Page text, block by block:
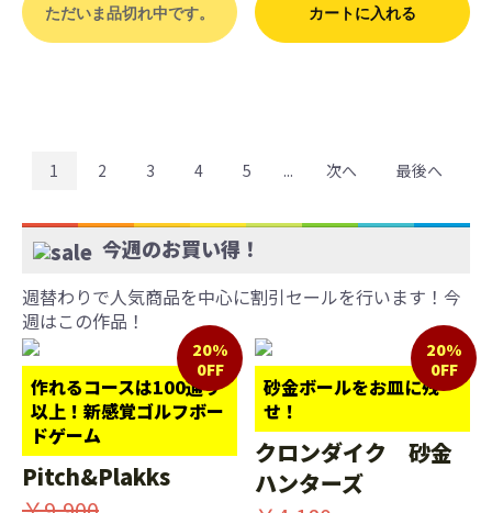
ただいま品切れ中です。 カートに入れる
1 2 3 4 5 ... 次へ 最後へ
今週のお買い得！
週替わりで人気商品を中心に割引セールを行います！今
週はこの作品！
作れるコースは100通り
以上！新感覚ゴルフボー
ドゲーム
20%
0FF
Pitch&Plakks
砂金ボールをお皿に残
せ！
20%
0FF
クロンダイク 砂金
ハンターズ